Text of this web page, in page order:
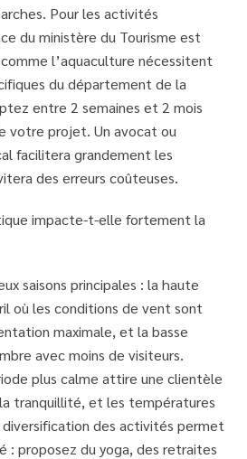
Pour les activités
du ministère du Tourisme est
l’aquaculture nécessitent
du département de la
entre 2 semaines et 2 mois
votre projet. Un avocat ou
facilitera grandement les
des erreurs coûteuses.
impacte-t-elle fortement la
saisons principales : la haute
où les conditions de vent sont
maximale, et la basse
avec moins de visiteurs.
plus calme attire une clientèle
tranquillité, et les températures
des activités permet
: proposez du yoga, des retraites